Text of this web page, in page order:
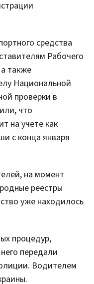
средства
Рабочего
также
Национальной
проверки в
что
на учете как
с конца января
на момент
реестры
уже находилось
процедур,
передали
Водителем